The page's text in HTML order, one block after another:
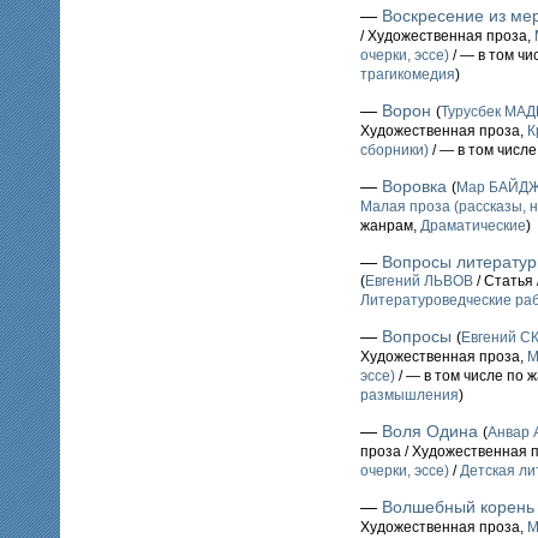
— Воскресение из
/ Художественная проза,
очерки, эссе) / — в том
трагикомедия)
— Ворон (Турусбек
Художественная проза,
сборники) / — в том
— Воровка (Мар
Малая проза (рассказы,
жанрам, Драматические)
— Вопросы
(Евгений ЛЬВОВ / Статья
Литературоведческие
— Вопросы (Евгений
Художественная проза,
эссе) / — в том числе по
размышления)
— Воля Одина (Анвар
проза / Художественная
очерки, эссе) /Детская
— Волшебный корень
Художественная проза,